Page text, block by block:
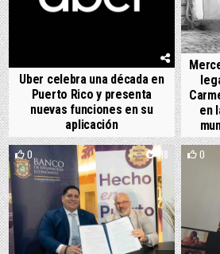
Uber celebra una década en
Puerto Rico y presenta
nuevas funciones en su
aplicación
en
0 118 0